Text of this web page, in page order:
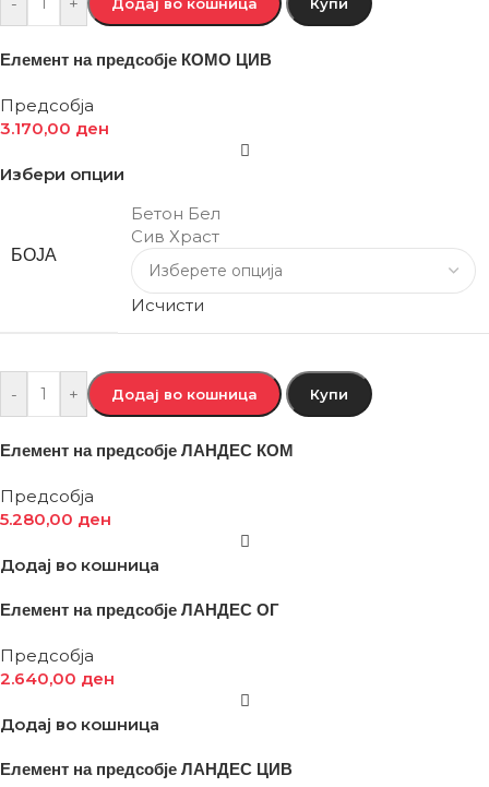
Додај во кошница Купи
Елемент на предсобје КОМО ЦИВ
Предсобја
3.170,00 ден
Избери опции
БОЈА
Бетон Бел
Сив Храст
Исчисти
- + Додај во кошница Купи
Елемент на предсобје ЛАНДЕС КОМ
Предсобја
5.280,00 ден
Додај во кошница
Елемент на предсобје ЛАНДЕС ОГ
Предсобја
2.640,00 ден
Додај во кошница
Елемент на предсобје ЛАНДЕС ЦИВ